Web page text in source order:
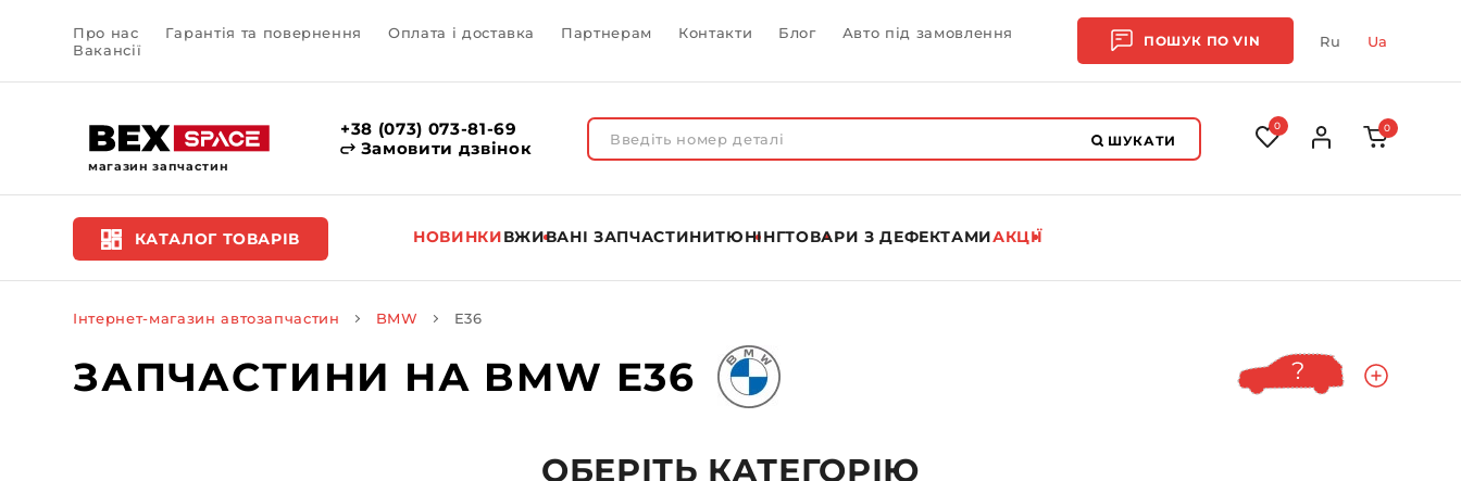
Про нас Гарантія та повернення Оплата і доставка Партнерам Контакти Блог
Авто під замовлення
Вакансії
ПОШУК ПОVIN Ru Ua
магазин запчастин
+38 (073) 073-81-69
Замовити дзвінок
ШУКАТИ
0 0
КАТАЛОГ ТОВАРІВ НОВИНКИВЖИВАНІ ЗАПЧАСТИНИТЮНІНГТОВАРИ З ДЕФЕКТАМИАКЦІЇ
Інтернет-магазин автозапчастин BMW E36
ЗАПЧАСТИНИ НА BMW E36
ОБЕРІТЬ КАТЕГОРІЮ